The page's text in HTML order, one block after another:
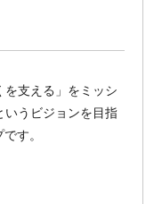
を支える」をミッシ
いうビジョンを目指
す。